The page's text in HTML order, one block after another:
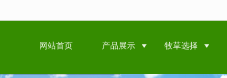
网站首页 产品展示 牧草选择